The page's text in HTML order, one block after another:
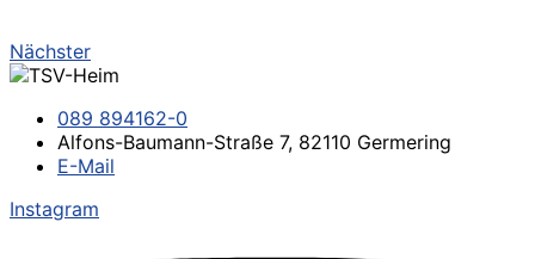
Nächster
089 894162-0
Alfons-Baumann-Straße 7, 82110 Germering
E-Mail
Instagram